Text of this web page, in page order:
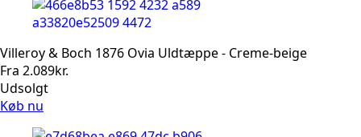
Villeroy & Boch 1876 Ovia Uldtæppe - Creme-beige
Fra 2.089kr.
Udsolgt
Køb nu